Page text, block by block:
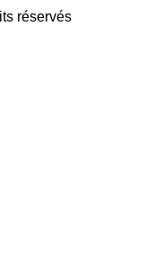
réservés